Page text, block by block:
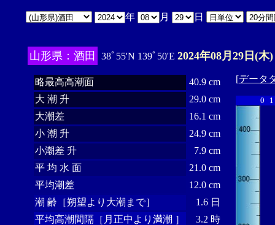
年 月 日
山形県：酒田 38ﾟ55'N 139ﾟ50'E 2024年08月29日(木)
略最高高潮面
40.9 cm
大 潮 升
29.0 cm
大潮差
16.1 cm
小 潮 升
24.9 cm
小潮差 升
7.9 cm
平 均 水 面
21.0 cm
平均潮差
12.0 cm
潮 齢［朔望より大潮まで］
1.6 日
平均高潮間隔［月正中より満潮 ］
3.2 時
[データ
0 1